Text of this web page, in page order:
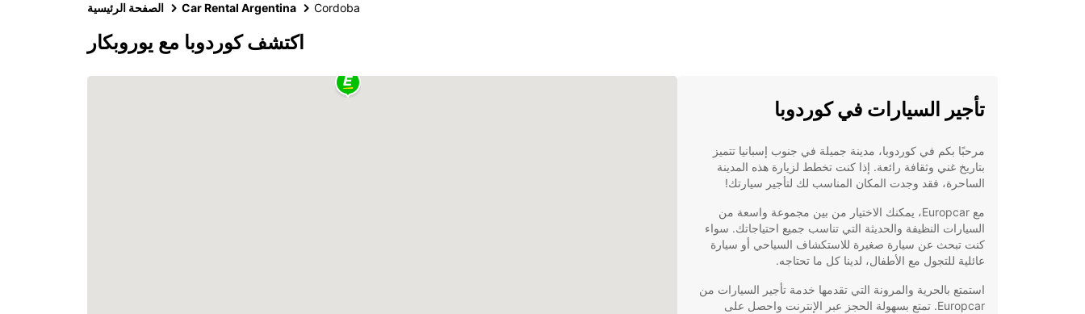
الصفحة الرئيسية Car Rental Argentina Cordoba
اكتشف كوردوبا مع يوروبكار
تأجير السيارات في كوردوبا
مرحبًا بكم في كوردوبا، مدينة جميلة في جنوب إسبانيا تتميز
بتاريخ غني وثقافة رائعة. إذا كنت تخطط لزيارة هذه المدينة
الساحرة، فقد وجدت المكان المناسب لك لتأجير سيارتك!
مع Europcar، يمكنك الاختيار من بين مجموعة واسعة من
السيارات النظيفة والحديثة التي تناسب جميع احتياجاتك. سواء
كنت تبحث عن سيارة صغيرة للاستكشاف السياحي أو سيارة
عائلية للتجول مع الأطفال، لدينا كل ما تحتاجه.
استمتع بالحرية والمرونة التي تقدمها خدمة تأجير السيارات من
Europcar. تمتع بسهولة الحجز عبر الإنترنت واحصل على